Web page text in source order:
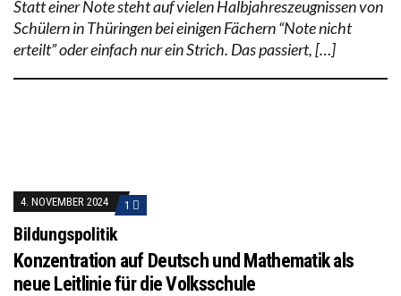
Statt einer Note steht auf vielen Halbjahreszeugnissen von
Schülern in Thüringen bei einigen Fächern “Note nicht
erteilt” oder einfach nur ein Strich. Das passiert, […]
4. NOVEMBER 2024 1
Bildungspolitik
Konzentration auf Deutsch und Mathematik als
neue Leitlinie für die Volksschule